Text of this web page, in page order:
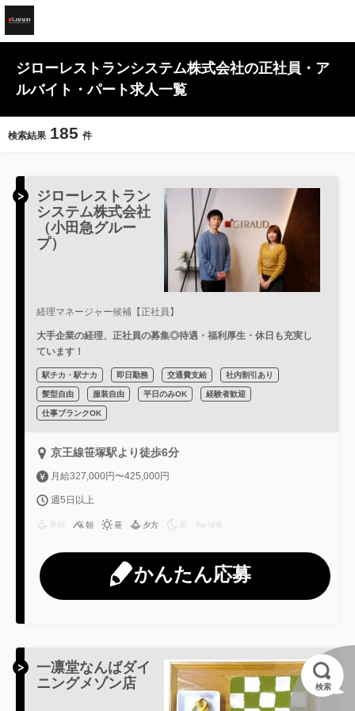
ジローレストランシステム株式会社の正社員・ア
ルバイト・パート求人一覧
検索結果 185 件
ジローレストラン
システム株式会社
（小田急グルー
プ）
経理マネージャー候補【正社員】
大手企業の経理、正社員の募集◎待遇・福利厚生・休日も充実し
ています！
駅チカ・駅ナカ 即日勤務 交通費支給 社内割引あり
髪型自由 服装自由 平日のみOK 経験者歓迎
仕事ブランクOK
京王線笹塚駅より徒歩6分
月給327,000円〜425,000円
週5日以上
朝 昼 夕方 夜 深夜
かんたん応募
一凛堂なんばダイ
ニングメゾン店
検索